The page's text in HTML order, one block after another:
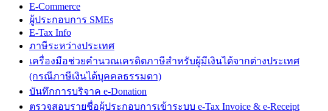
E-Commerce
ผู้ประกอบการ SMEs
E-Tax Info
ภาษีระหว่างประเทศ
เครื่องมือช่วยคำนวณเครดิตภาษีสำหรับผู้มีเงินได้จากต่างประเทศ
(กรณีภาษีเงินได้บุคคลธรรมดา)
บันทึกการบริจาค e-Donation
ตรวจสอบรายชื่อผู้ประกอบการเข้าระบบ e-Tax Invoice & e-Receipt